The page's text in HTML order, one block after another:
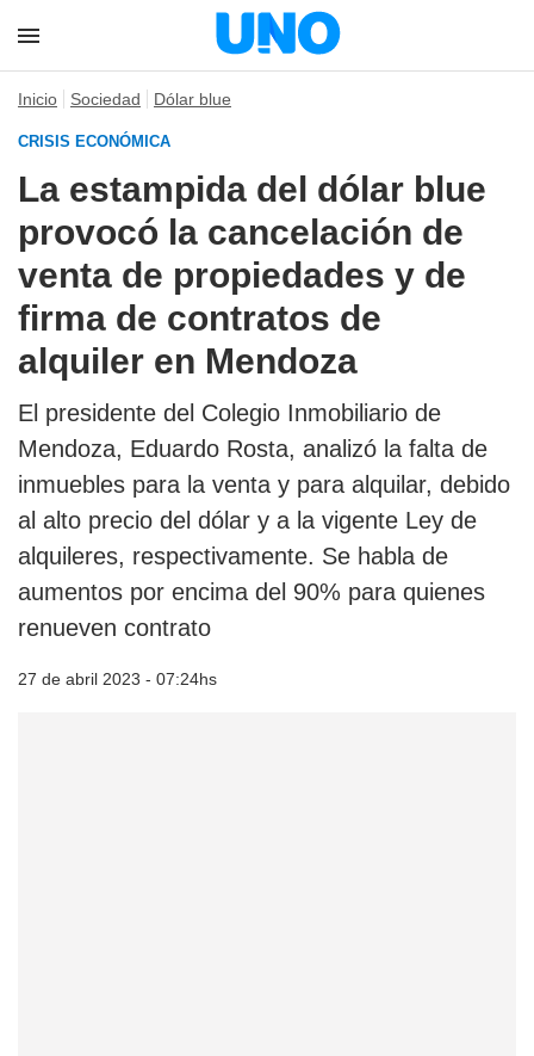
Inicio Sociedad Dólar blue
CRISIS ECONÓMICA
La estampida del dólar blue
provocó la cancelación de
venta de propiedades y de
firma de contratos de
alquiler en Mendoza
El presidente del Colegio Inmobiliario de
Mendoza, Eduardo Rosta, analizó la falta de
inmuebles para la venta y para alquilar, debido
al alto precio del dólar y a la vigente Ley de
alquileres, respectivamente. Se habla de
aumentos por encima del 90% para quienes
renueven contrato
27 de abril 2023 - 07:24hs